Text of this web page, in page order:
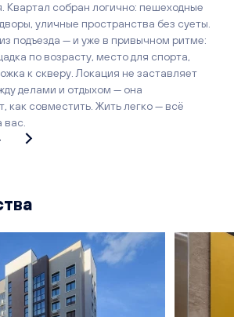
Квартал собран логично: пешеходные
уличные пространства без суеты.
подъезда — и уже в привычном ритме:
по возрасту, место для спорта,
к скверу. Локация не заставляет
делами и отдыхом — она
как совместить. Жить легко — всё
вас.